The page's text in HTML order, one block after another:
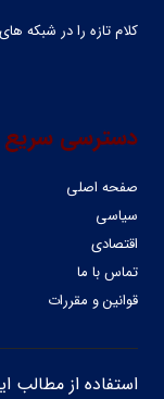
کلام تازه را در شبکه
دسترسی سریع
صفحه اصلی
سیاسی
اقتصادی
تماس با ما
قوانین و مقررات
استفاده از مطالب